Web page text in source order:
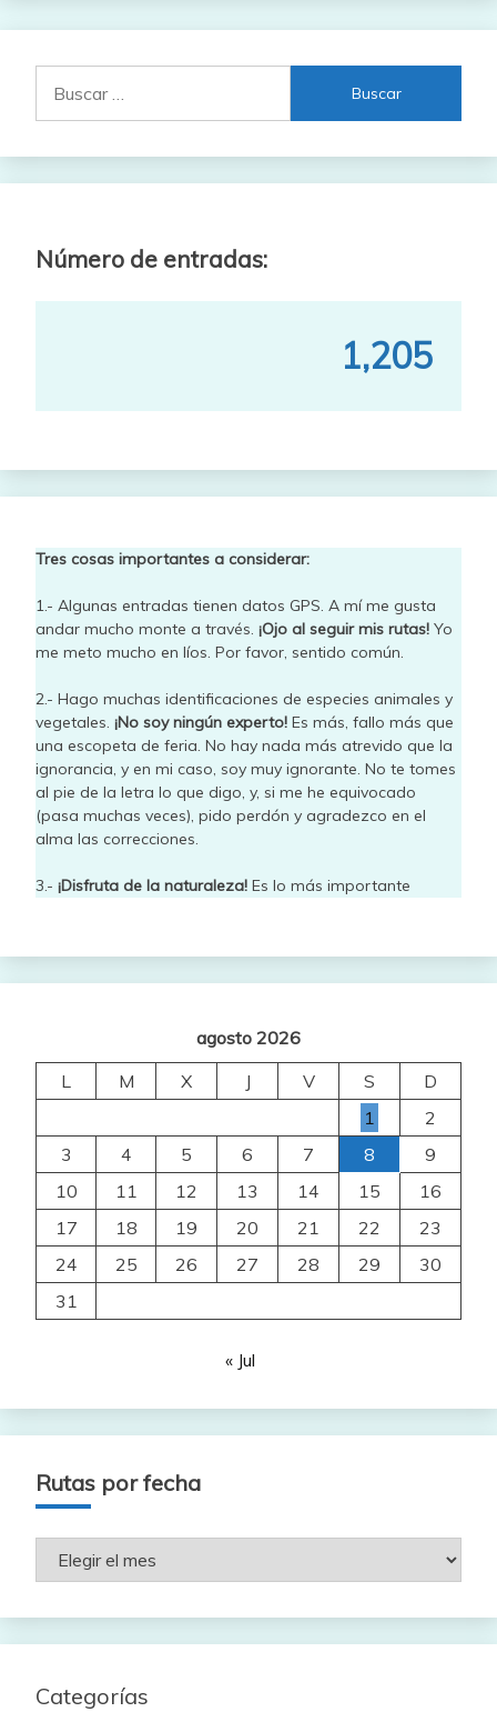
Número de entradas:
1,205
Tres cosas importantes a considerar:
1.- Algunas entradas tienen datos GPS. A mí me gusta
andar mucho monte a través. ¡Ojo al seguir mis rutas! Yo
me meto mucho en líos. Por favor, sentido común.
2.- Hago muchas identificaciones de especies animales y
vegetales. ¡No soy ningún experto! Es más, fallo más que
una escopeta de feria. No hay nada más atrevido que la
ignorancia, y en mi caso, soy muy ignorante. No te tomes
al pie de la letra lo que digo, y, si me he equivocado
(pasa muchas veces), pido perdón y agradezco en el
alma las correcciones.
3.- ¡Disfruta de la naturaleza! Es lo más importante
agosto 2026
L
M X J V S
D
1
2
3
4 5 6 7 8
9
10
11 12 13 14 15
16
17
18 19 20 21 22
23
24
25 26 27 28 29
30
31
« Jul
Rutas por fecha
Rutas
por
Categorías